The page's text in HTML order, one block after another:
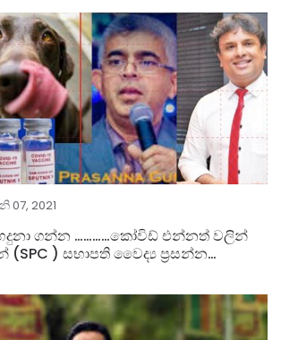
07, 2021
ගන්න …………කෝවිඩ් එන්නත් වලින්